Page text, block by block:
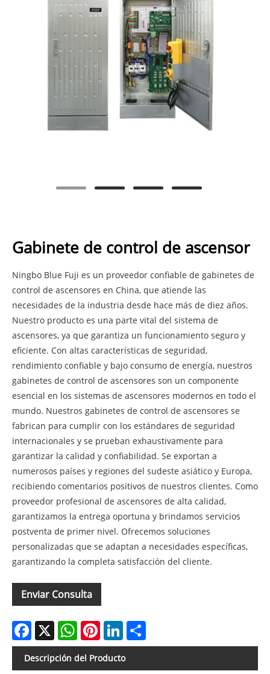
Gabinete de control de ascensor
Ningbo Blue Fuji es un proveedor confiable de gabinetes de
control de ascensores en China, que atiende las
necesidades de la industria desde hace más de diez años.
Nuestro producto es una parte vital del sistema de
ascensores, ya que garantiza un funcionamiento seguro y
eficiente. Con altas características de seguridad,
rendimiento confiable y bajo consumo de energía, nuestros
gabinetes de control de ascensores son un componente
esencial en los sistemas de ascensores modernos en todo el
mundo. Nuestros gabinetes de control de ascensores se
fabrican para cumplir con los estándares de seguridad
internacionales y se prueban exhaustivamente para
garantizar la calidad y confiabilidad. Se exportan a
numerosos países y regiones del sudeste asiático y Europa,
recibiendo comentarios positivos de nuestros clientes. Como
proveedor profesional de ascensores de alta calidad,
garantizamos la entrega oportuna y brindamos servicios
postventa de primer nivel. Ofrecemos soluciones
personalizadas que se adaptan a necesidades específicas,
garantizando la completa satisfacción del cliente.
Enviar Consulta
Facebook
X WhatsAppPinterestLinkedIn
Descripción del Producto